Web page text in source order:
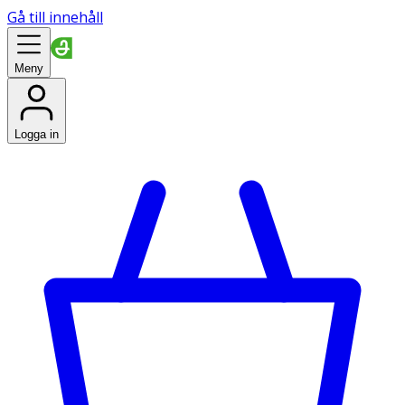
Gå till innehåll
Meny
Logga in